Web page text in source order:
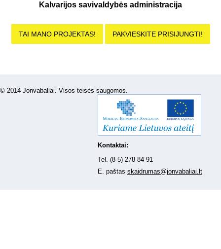
Kalvarijos savivaldybės administracija
TAI MANO PROJEKTAS! PAKVIESKITE PRISIJUNGTI!
© 2014 Jonvabaliai. Visos teisės saugomos.
Kontaktai:
Tel. (8 5) 278 84 91
E. paštas skaidrumas@jonvabaliai.lt